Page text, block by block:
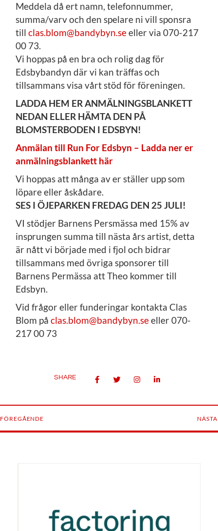
Meddela då ert namn, telefonnummer,
summa/varv och den spelare ni vill sponsra
till clas.blom@bandybyn.seeller via 070-217
00 73.
Vi hoppas på en bra och rolig dag för
Edsbybandyn där vi kan träffas och
tillsammans visa vårt stöd för föreningen.
LADDA HEM ER ANMÄLNINGSBLANKETT
NEDAN ELLER HÄMTA DEN PÅ
BLOMSTERBODEN I EDSBYN!
Anmälan till Run For Edsbyn – Ladda ner er
anmälningsblankett här
Vi hoppas att många av er ställer upp som
löpare eller åskådare.
SES I ÖJEPARKEN FREDAG DEN 25 JULI!
VI stödjer Barnens Persmässa med 15% av
insprungen summa till nästa års artist, detta
är nått vi började med i fjol och bidrar
tillsammans med övriga sponsorer till
Barnens Permässa att Theo kommer till
Edsbyn.
Vid frågor eller funderingar kontakta Clas
Blom på clas.blom@bandybyn.seeller 070-
217 00 73
SHARE
FÖREGÅENDE NÄSTA